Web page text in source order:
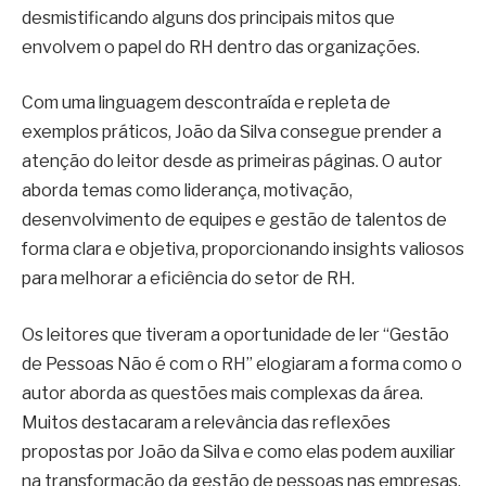
desmistificando alguns dos principais mitos que
envolvem o papel do RH dentro das organizações.
Com uma linguagem descontraída e repleta de
exemplos práticos, João da Silva consegue prender a
atenção do leitor desde as primeiras páginas. O autor
aborda temas como liderança, motivação,
desenvolvimento de equipes e gestão de talentos de
forma clara e objetiva, proporcionando insights valiosos
para melhorar a eficiência do setor de RH.
Os leitores que tiveram a oportunidade de ler “Gestão
de Pessoas Não é com o RH” elogiaram a forma como o
autor aborda as questões mais complexas da área.
Muitos destacaram a relevância das reflexões
propostas por João da Silva e como elas podem auxiliar
na transformação da gestão de pessoas nas empresas.